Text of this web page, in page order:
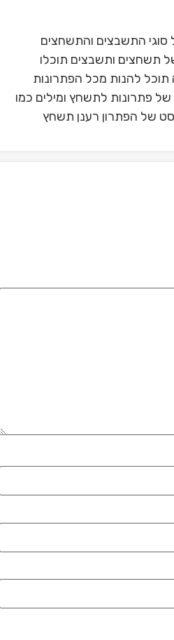
סוגי התשבצים והתשחצים
תשחצים ותשבצים תוכלו
להנות מכל הפתרונות
פתרונות לתשחץ ומילים כמו
של הפתרון רענן תשחץ